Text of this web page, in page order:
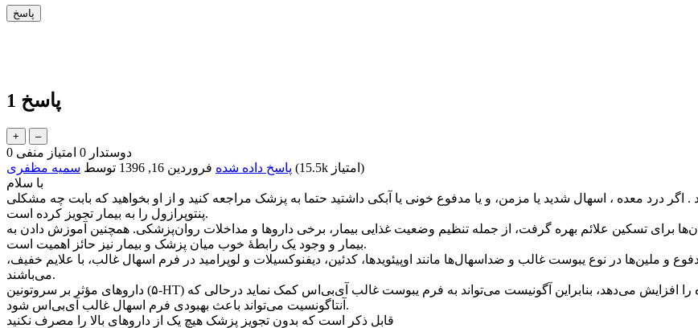
1 پاسخ
0 دوستدار 0 امتیاز منفی
پاسخ داده شده فروردین 16, 1396 توسط سمیه مظفری ( 15.5k
امتیاز)
با سلام
درد معده ، اسهال شدید یا مزمن، و یا مدفوع خونی یا آبکی داشتید حتما به پزشک مراجعه کنید و از او بخواهید که بابت چه مشکلی
پنتوپرازول را به بیمار تجویز کرده است.
برای تسکین علائم بهره گرفت، از جمله تنظیم وضعیت غذایی بیمار، برخی داروها و مداخلات روان‌پزشکی. همچنین آموزش دادن به
بیمار و وجود یک رابطهٔ خوب میان پزشک و بیمار نیز حائز اهمیت است.
ملین‌ها در نوع یبوست غالب و ضداسهال‌ها مانند اوپیئویدها، کدئین، دیفنوکسیلات و لوپرامید در فرم اسهال غالب، با علایم خفیف،
می‌باشند.
داروهای مؤثر بر سروتونین (۵-HT) می‌توانند به کاهش علائم در روده‌ها کمک کنند. سروتونین حرکات روده را افزایش می‌دهد، بنابراین آگونیست می‌تواند به فرم یبوست غالب آی‌بی‌اس کمک نماید درحالی که
آنتاگونسیت می‌تواند باعث بهبودی فرم اسهال غالب آی‌بی‌اس شود.
قابل ذکر است که بدون تجویز پزشک هیچ یک از داروهای بالا را مصرف نکنید